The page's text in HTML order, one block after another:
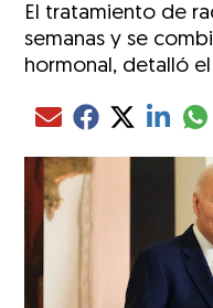
El tratamiento de
semanas y se
hormonal, detalló
Compartir el artículo
Compartir el
Compartir el